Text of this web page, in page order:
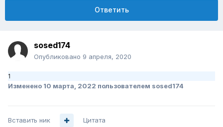
Ответить
sosed174
Опубликовано 9 апреля, 2020
1
Изменено 10 марта, 2022 пользователем sosed174
Вставить ник Цитата